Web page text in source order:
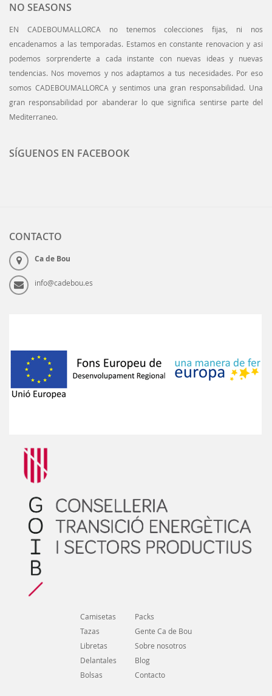
NO SEASONS
EN CADEBOUMALLORCA no tenemos colecciones fijas, ni nos
encadenamos a las temporadas. Estamos en constante renovacion y asi
podemos sorprenderte a cada instante con nuevas ideas y nuevas
tendencias. Nos movemos y nos adaptamos a tus necesidades. Por eso
somos CADEBOUMALLORCA y sentimos una gran responsabilidad. Una
gran responsabilidad por abanderar lo que significa sentirse parte del
Mediterraneo.
SÍGUENOS EN FACEBOOK
CONTACTO
Ca de Bou
info@cadebou.es
Camisetas
Tazas
Libretas
Delantales
Bolsas
Packs
Gente Ca de Bou
Sobre nosotros
Blog
Contacto